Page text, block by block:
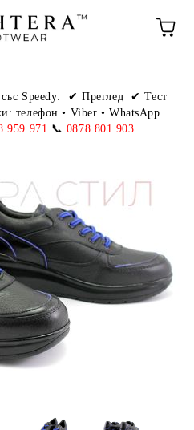
Speedy:
✔ Преглед ✔ Тест
телефон• Viber • WhatsApp
959 971 📞 0878 801 903